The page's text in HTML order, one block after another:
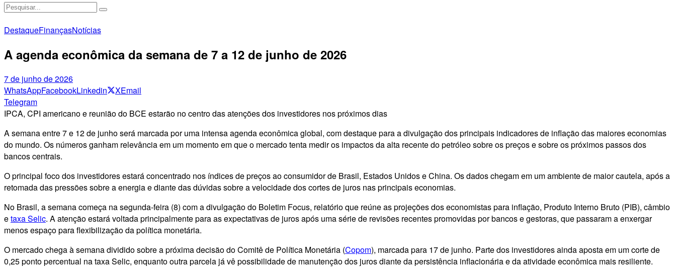
DestaqueFinançasNotícias
A agenda econômica da semana de 7 a 12 de junho de 2026
7 de junho de 2026
WhatsAppFacebookLinkedin XEmail
Telegram
IPCA, CPI americano e reunião do BCE estarão no centro das atenções dos investidores nos próximos dias
A semana entre 7 e 12 de junho será marcada por uma intensa agenda econômica global, com destaque para a divulgação dos principais indicadores de inflação das maiores economias
do mundo. Os números ganham relevância em um momento em que o mercado tenta medir os impactos da alta recente do petróleo sobre os preços e sobre os próximos passos dos
bancos centrais.
O principal foco dos investidores estará concentrado nos índices de preços ao consumidor de Brasil, Estados Unidos e China. Os dados chegam em um ambiente de maior cautela, após a
retomada das pressões sobre a energia e diante das dúvidas sobre a velocidade dos cortes de juros nas principais economias.
No Brasil, a semana começa na segunda-feira (8) com a divulgação do Boletim Focus, relatório que reúne as projeções dos economistas para inflação, Produto Interno Bruto (PIB), câmbio
etaxa Selic. A atenção estará voltada principalmente para as expectativas de juros após uma série de revisões recentes promovidas por bancos e gestoras, que passaram a enxergar
menos espaço para flexibilização da política monetária.
O mercado chega à semana dividido sobre a próxima decisão do Comitê de Política Monetária (Copom), marcada para 17 de junho. Parte dos investidores ainda aposta em um corte de
0,25 ponto percentual na taxa Selic, enquanto outra parcela já vê possibilidade de manutenção dos juros diante da persistência inflacionária e da atividade econômica mais resiliente.